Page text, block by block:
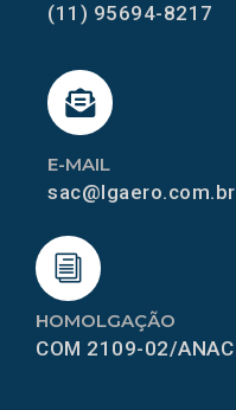
HOMOLGAÇÃO
COM 2109-02/ANAC
E-MAIL
sac@lgaero.com.br
(11) 95694-8217